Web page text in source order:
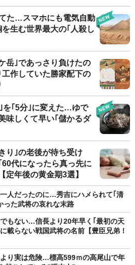
た…スマホにも電気自動
生む世界最大の｢人殺し
岳｣であっさり負けたの
作していた勝家配下の
を｢5分｣に変えた…ゆで
味しくて早い｢儲かるダ
｣の老後が待ち受け
代になったら真っ先に
定年後の黄金期3選】
人だったのに…秀吉にハメられて｢清
った武将の哀れな末路
もない…信長より20年早く｢最初の天
載らない戦国武将の名前【豊臣兄弟！
り実は危険…標高599ｍの高尾山で年